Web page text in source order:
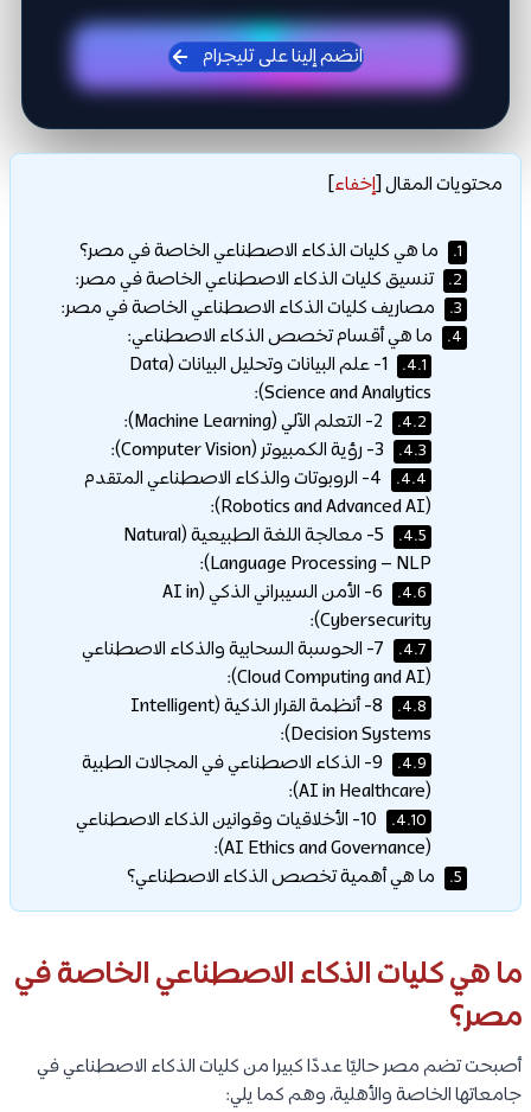
انضم إلينا على تليجرام
محتويات المقال[إخفاء]
1. ما هي كليات الذكاء الاصطناعي الخاصة في مصر؟
2. تنسيق كليات الذكاء الاصطناعي الخاصة في مصر:
3. مصاريف كليات الذكاء الاصطناعي الخاصة في مصر:
4. ما هي أقسام تخصص الذكاء الاصطناعي:
4.1.
1- علم البيانات وتحليل البيانات (Data
Science and Analytics):
4.2.
4.3.
4.4.
4- الروبوتات والذكاء الاصطناعي المتقدم
(Robotics and Advanced AI):
4.5.
5- معالجة اللغة الطبيعية (Natural
Language Processing – NLP):
4.6.
6- الأمن السيبراني الذكي (AI in
Cybersecurity):
4.7.
7- الحوسبة السحابية والذكاء الاصطناعي
(Cloud Computing and AI):
4.8.
8- أنظمة القرار الذكية (Intelligent
Decision Systems):
4.9.
9- الذكاء الاصطناعي في المجالات الطبية
(AI in Healthcare):
4.10.
10- الأخلاقيات وقوانين الذكاء الاصطناعي
(AI Ethics and Governance):
5. ما هي أهمية تخصص الذكاء الاصطناعي؟
ما هي كليات الذكاء الاصطناعي الخاصة في
مصر؟
أصبحت تضم مصر حاليًا عددًا كبيرا من كليات الذكاء الاصطناعي في
جامعاتها الخاصة والأهلية، وهم كما يلي: